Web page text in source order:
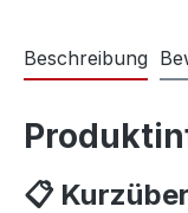
Beschreibung
📋